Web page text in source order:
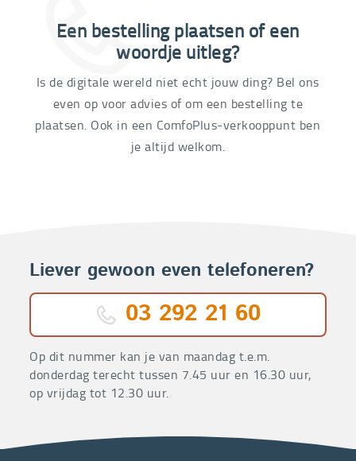
03 292 21 60
Een bestelling plaatsen of een
woordje uitleg?
Is de digitale wereld niet echt jouw ding? Bel ons
even op voor advies of om een bestelling te
plaatsen. Ook in een ComfoPlus-verkooppunt ben
je altijd welkom.
Liever gewoon even telefoneren?
03 292 21 60
Op dit nummer kan je van maandag t.e.m.
donderdag terecht tussen 7.45 uur en 16.30 uur,
op vrijdag tot 12.30 uur.